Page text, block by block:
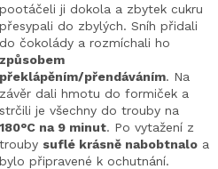
pootáčeli ji dokola a zbytek cukru
přesypali do zbylých. Sníh přidali
do čokolády a rozmíchali ho
způsobem
překlápěním/přendáváním. Na
závěr dali hmotu do formiček a
strčili je všechny do trouby na
180°C na 9 minut. Po vytažení z
trouby suflé krásně nabobtnalo a
bylo připravené k ochutnání.